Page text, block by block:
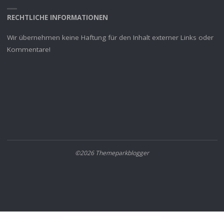
RECHTLICHE INFORMATIONEN
Wir übernehmen keine Haftung für den Inhalt externer Links oder
Kommentare!
©2026 Themeparkblogger